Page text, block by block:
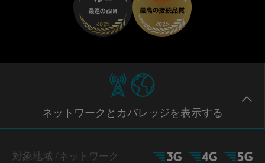
ネットワークとカバレッジを表示する
対象地域 /ネットワーク